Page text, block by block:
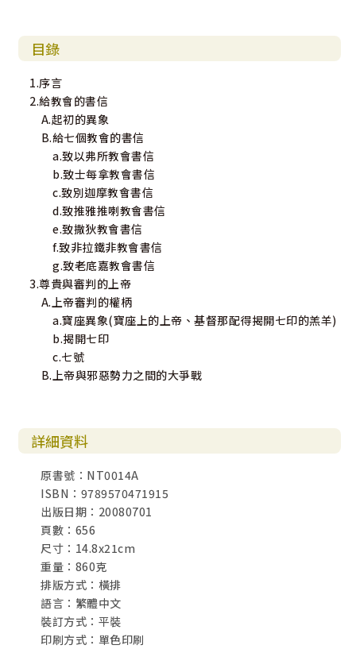
目錄
1.序言
2.給教會的書信
A.起初的異象
B.給七個教會的書信
a.致以弗所教會書信
b.致士每拿教會書信
c.致別迦摩教會書信
d.致推雅推喇教會書信
e.致撒狄教會書信
f.致非拉鐵非教會書信
g.致老底嘉教會書信
3.尊貴與審判的上帝
A.上帝審判的權柄
a.寶座異象(寶座上的上帝、基督那配得揭開七印的羔羊)
b.揭開七印
c.七號
B.上帝與邪惡勢力之間的大爭戰
詳細資料
原書號：NT0014A
ISBN：9789570471915
出版日期：20080701
頁數：656
尺寸：14.8x21cm
重量：860克
排版方式：橫排
語言：繁體中文
裝訂方式：平裝
印刷方式：單色印刷